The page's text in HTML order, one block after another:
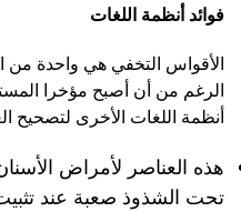
فوائد أنظمة اللغات
الأقواس التخفي هي واحدة من
الرغم من أن أصبح مؤخرا
أنظمة اللغات الأخرى لتصحيح
هذه العناصر لأمراض
تحت الشذوذ صعبة عند